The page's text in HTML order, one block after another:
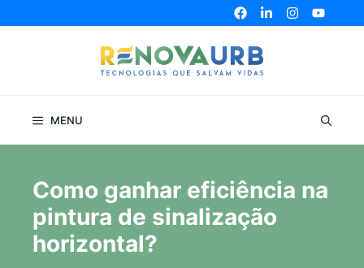
para
MENU
Como ganhar eficiência na
pintura de sinalização
horizontal?